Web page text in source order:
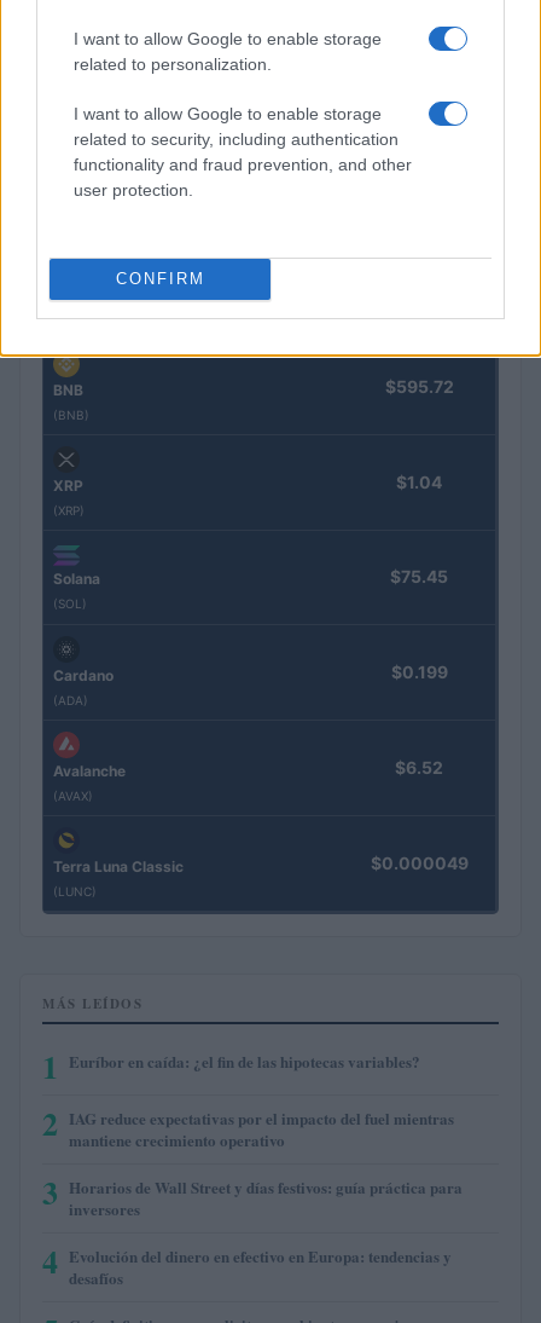
I want to allow Google to enable storage
related to personalization.
I want to allow Google to enable storage
related to security, including authentication
functionality and fraud prevention, and other
user protection.
CONFIRM
COTIZACIONES CRYPTO
Nombre Precio
Bitcoin
(ETH)
BNB
(BNB)
$595.72
XRP
(XRP)
$1.04
Solana
(SOL)
$75.45
Cardano
(ADA)
$0.199
Avalanche
(AVAX)
$6.52
Terra Luna Classic
(LUNC)
$0.000049
MÁS LEÍDOS
1 Euríbor en caída: ¿el fin de las hipotecas variables?
2 IAG reduce expectativas por el impacto del fuel mientras
mantiene crecimiento operativo
3 Horarios de Wall Street y días festivos: guía práctica para
inversores
4 Evolución del dinero en efectivo en Europa: tendencias y
desafíos